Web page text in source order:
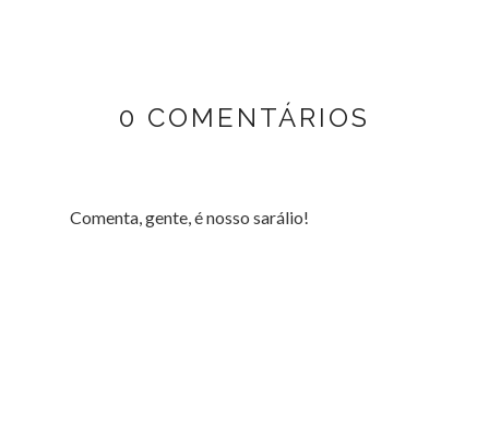
0 COMENTÁRIOS
Comenta, gente, é nosso sarálio!